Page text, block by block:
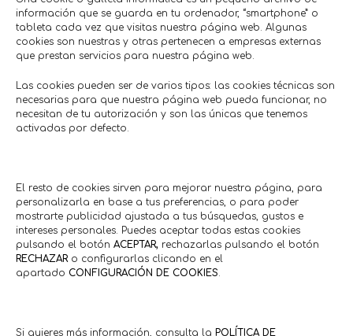
información que se guarda en tu ordenador, “smartphone” o
tableta cada vez que visitas nuestra página web. Algunas
cookies son nuestras y otras pertenecen a empresas externas
que prestan servicios para nuestra página web.
Las cookies pueden ser de varios tipos: las cookies técnicas son
necesarias para que nuestra página web pueda funcionar, no
necesitan de tu autorización y son las únicas que tenemos
activadas por defecto.
El resto de cookies sirven para mejorar nuestra página, para
personalizarla en base a tus preferencias, o para poder
mostrarte publicidad ajustada a tus búsquedas, gustos e
intereses personales. Puedes aceptar todas estas cookies
pulsando el botón ACEPTAR, rechazarlas pulsando el botón
RECHAZARo configurarlas clicando en el
apartado CONFIGURACIÓN DE COOKIES.
Si quieres más información, consulta la POLÍTICA DE
Agroindustria • Suministros
Fandos Market
Hasta: 31/08/2026
Salud